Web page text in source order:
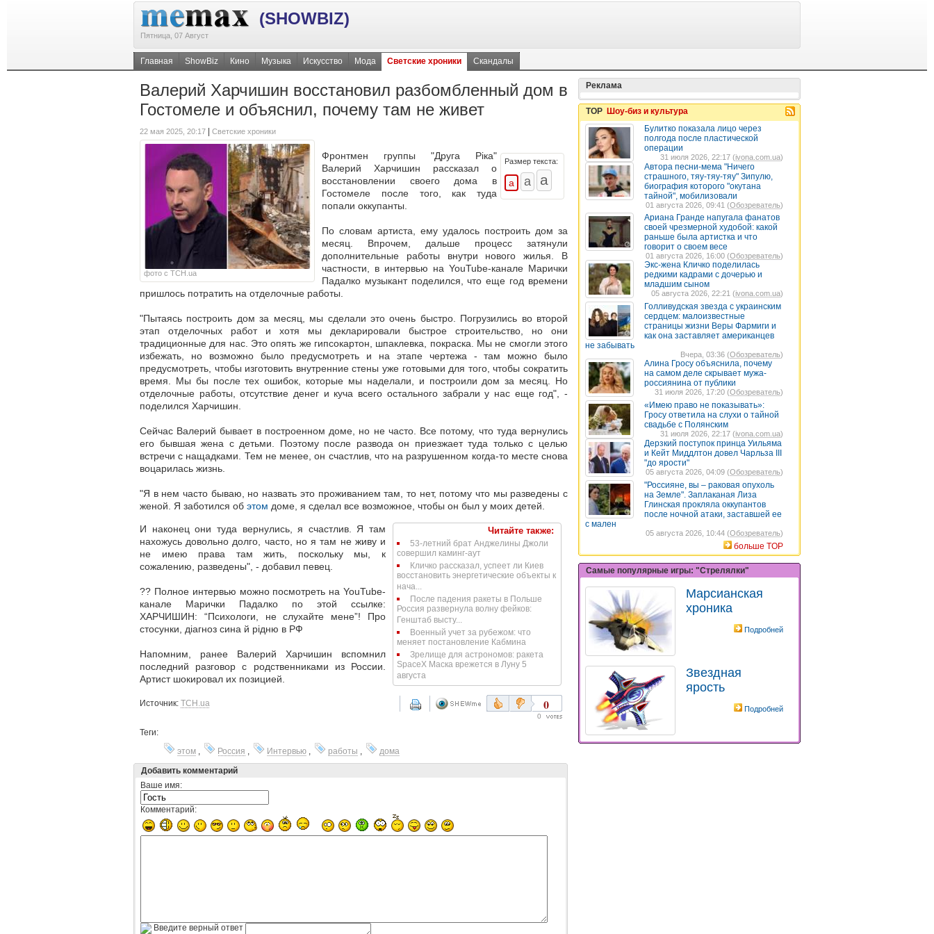
(SHOWBIZ)
Пятница, 07 Август
Главная ShowBiz Кино Музыка Искусство Мода Светские хроники Скандалы
Валерий Харчишин восстановил разбомбленный дом в
Гостомеле и объяснил, почему там не живет
22 мая 2025, 20:17 Светские хроники
фото с ТСН.ua
Размер текста:
Фронтмен группы "Друга Ріка"
Валерий Харчишин рассказал о
восстановлении своего дома в
Гостомеле после того, как туда
попали оккупанты.
По словам артиста, ему удалось построить дом за
месяц. Впрочем, дальше процесс затянули
дополнительные работы внутри нового жилья. В
частности, в интервью на YouTube-канале Марички
Падалко музыкант поделился, что еще год времени
пришлось потратить на отделочные работы.
"Пытаясь построить дом за месяц, мы сделали это очень быстро. Погрузились во второй
этап отделочных работ и хотя мы декларировали быстрое строительство, но они
традиционные для нас. Это опять же гипсокартон, шпаклевка, покраска. Мы не смогли этого
избежать, но возможно было предусмотреть и на этапе чертежа - там можно было
предусмотреть, чтобы изготовить внутренние стены уже готовыми для того, чтобы сократить
время. Мы бы после тех ошибок, которые мы наделали, и построили дом за месяц. Но
отделочные работы, отсутствие денег и куча всего остального забрали у нас еще год", -
поделился Харчишин.
Сейчас Валерий бывает в построенном доме, но не часто. Все потому, что туда вернулись
его бывшая жена с детьми. Поэтому после развода он приезжает туда только с целью
встречи с нащадками. Тем не менее, он счастлив, что на разрушенном когда-то месте снова
воцарилась жизнь.
"Я в нем часто бываю, но назвать это проживанием там, то нет, потому что мы разведены с
женой. Я заботился об этом доме, я сделал все возможное, чтобы он был у моих детей.
Читайте также:
53-летний брат Анджелины Джоли
совершил каминг-аут
Кличко рассказал, успеет ли Киев
восстановить энергетические объекты к
нача...
После падения ракеты в Польше
Россия развернула волну фейков:
Генштаб высту...
Военный учет за рубежом: что
меняет постановление Кабмина
Зрелище для астрономов: ракета
SpaceX Маска врежется в Луну 5
августа
И наконец они туда вернулись, я счастлив. Я там
нахожусь довольно долго, часто, но я там не живу и
не имею права там жить, поскольку мы, к
сожалению, разведены", - добавил певец.
?? Полное интервью можно посмотреть на YouTube-
канале Марички Падалко по этой ссылке:
ХАРЧИШИН: “Психологи, не слухайте мене”! Про
стосунки, діагноз сина й рідню в РФ
Напомним, ранее Валерий Харчишин вспомнил
последний разговор с родственниками из России.
Артист шокировал их позицией.
Источник: ТСН.ua 0
0
Теги:
этом , Россия , Интервью , работы ,
дома
Добавить комментарий
Ваше имя:
Комментарий:
Введите верный ответ
Реклама
TOP Шоу-биз и культура
Булитко показала лицо через
полгода после пластической
операции
31 июля 2026, 22:17 (ivona.com.ua)
Автора песни-мема "Ничего
страшного, тяу-тяу-тяу" Зипулю,
биография которого "окутана
тайной", мобилизовали
01 августа 2026, 09:41 (Обозреватель)
Ариана Гранде напугала фанатов
своей чрезмерной худобой: какой
раньше была артистка и что
говорит о своем весе
01 августа 2026, 16:00 (Обозреватель)
Экс-жена Кличко поделилась
редкими кадрами с дочерью и
младшим сыном
05 августа 2026, 22:21 (ivona.com.ua)
Голливудская звезда с украинским
сердцем: малоизвестные
страницы жизни Веры Фармиги и
как она заставляет американцев
не забывать
Вчера, 03:36 (Обозреватель)
Алина Гросу объяснила, почему
на самом деле скрывает мужа-
россиянина от публики
31 июля 2026, 17:20 (Обозреватель)
«Имею право не показывать»:
Гросу ответила на слухи о тайной
свадьбе с Полянским
31 июля 2026, 22:17 (ivona.com.ua)
Дерзкий поступок принца Уильяма
и Кейт Миддлтон довел Чарльза III
"до ярости"
05 августа 2026, 04:09 (Обозреватель)
"Россияне, вы – раковая опухоль
на Земле". Заплаканая Лиза
Глинская прокляла оккупантов
после ночной атаки, заставшей ее
с мален
05 августа 2026, 10:44 (Обозреватель)
больше TOP
Самые популярные игры: "Стрелялки"
Марсианская
хроника
Подробней
Звездная
ярость
Подробней